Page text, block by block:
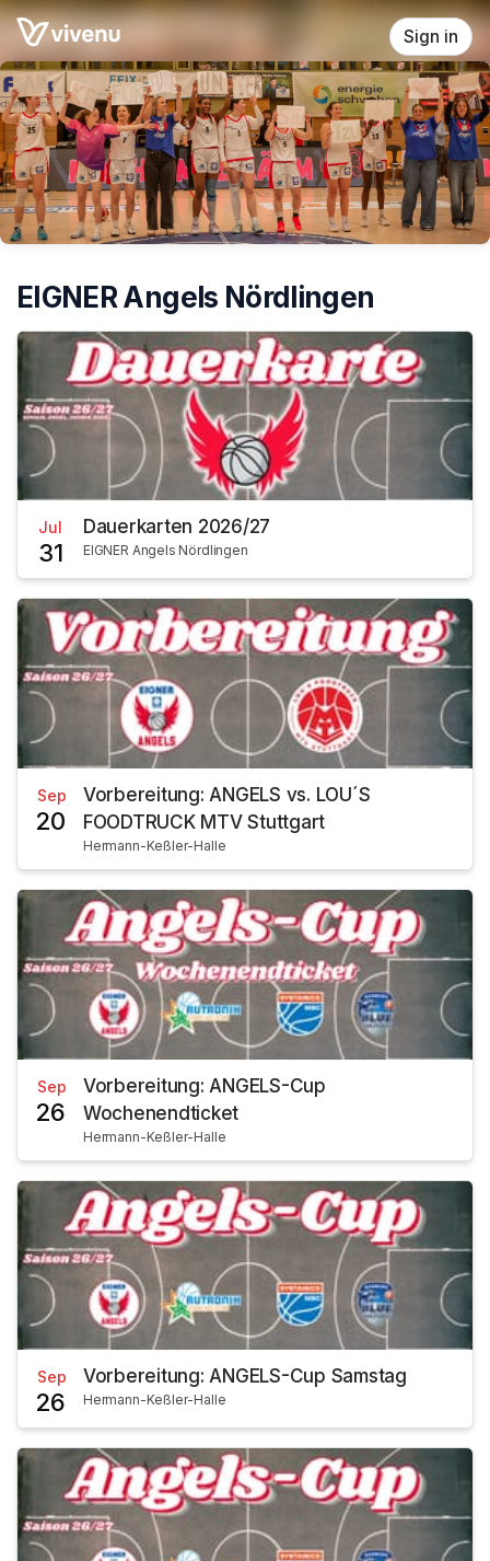
Skip header
Sign in
EIGNER Angels Nördlingen
Jul
31
Dauerkarten 2026/27
EIGNER Angels Nördlingen
Sep
20
Vorbereitung: ANGELS vs. LOU´S
FOODTRUCK MTV Stuttgart
Hermann-Keßler-Halle
Sep
26
Vorbereitung: ANGELS-Cup
Wochenendticket
Hermann-Keßler-Halle
Sep
26
Vorbereitung: ANGELS-Cup Samstag
Hermann-Keßler-Halle